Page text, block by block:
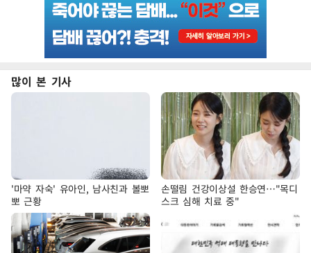
많이 본 기사
'마약 자숙' 유아인, 남사친과 볼뽀
뽀 근황
손떨림 건강이상설 한승연…"목디
스크 심해 치료 중"